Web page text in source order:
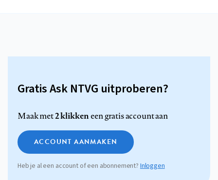
Gratis Ask NTVG uitproberen?
Maak met2 klikkeneen gratis account aan
ACCOUNT AANMAKEN
Heb je al een account of een abonnement?Inloggen